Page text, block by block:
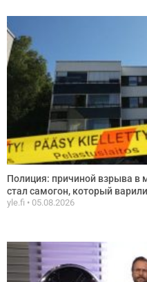
Полиция: причиной взрыва в
стал самогон, который
yle.fi 05.08.2026